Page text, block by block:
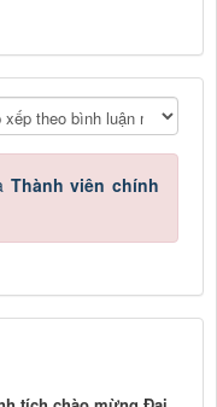
Thành viên chính